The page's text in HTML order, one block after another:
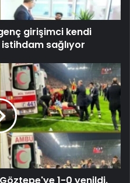
girişimci kendi
istihdam sağlıyor
1-0 yenildi.